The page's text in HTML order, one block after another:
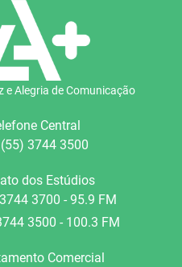
e Alegria de Comunicação
Central
(55) 3744 3500
dos Estúdios
3700 - 95.9 FM
3500 - 100.3 FM
Comercial